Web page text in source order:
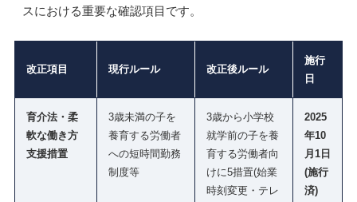
スにおける重要な確認項目です。
改正項目 現行ルール 改正後ルール
施行
日
育介法・柔
軟な働き方
支援措置
3歳未満の子を
養育する労働者
への短時間勤務
制度等
3歳から小学校
就学前の子を養
育する労働者向
けに5措置(始業
時刻変更・テレ
2025
年10
月1日
(施行
済)